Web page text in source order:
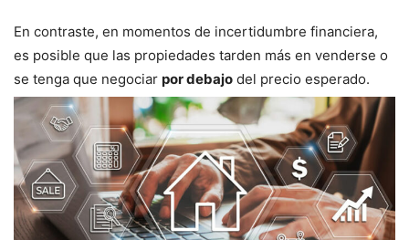
En contraste, en momentos de incertidumbre financiera,
es posible que las propiedades tarden más en venderse o
se tenga que negociar por debajo del precio esperado.